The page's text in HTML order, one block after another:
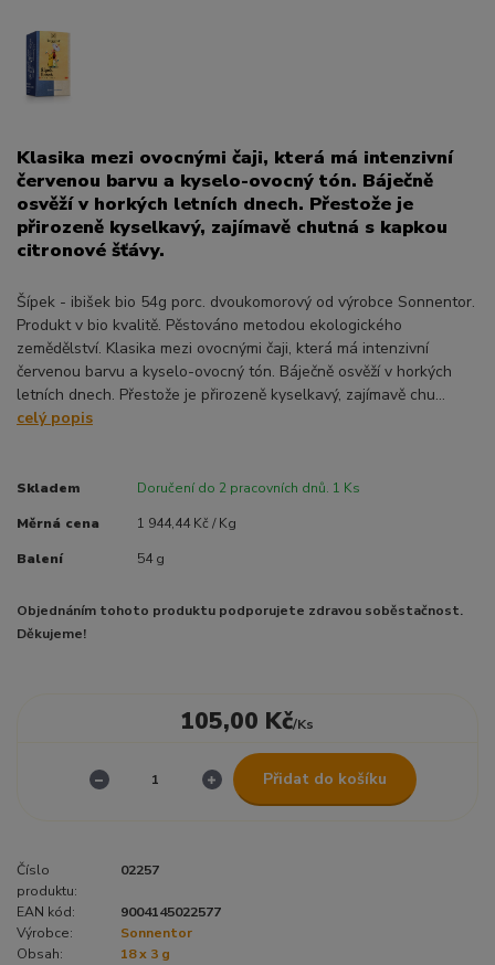
Klasika mezi ovocnými čaji, která má intenzivní
červenou barvu a kyselo-ovocný tón. Báječně
osvěží v horkých letních dnech. Přestože je
přirozeně kyselkavý, zajímavě chutná s kapkou
citronové šťávy.
Šípek - ibišek bio 54g porc. dvoukomorový od výrobce Sonnentor.
Produkt v bio kvalitě. Pěstováno metodou ekologického
zemědělství. Klasika mezi ovocnými čaji, která má intenzivní
červenou barvu a kyselo-ovocný tón. Báječně osvěží v horkých
letních dnech. Přestože je přirozeně kyselkavý, zajímavě chu...
celý popis
Skladem Doručení do 2 pracovních dnů. 1 Ks
Měrná cena 1 944,44 Kč / Kg
Balení 54 g
Objednáním tohoto produktu podporujete zdravou soběstačnost.
Děkujeme!
105,00 Kč/Ks
Přidat do košíku
Číslo
produktu:
02257
EAN kód:
9004145022577
Výrobce:
Sonnentor
Obsah:
18 x 3 g